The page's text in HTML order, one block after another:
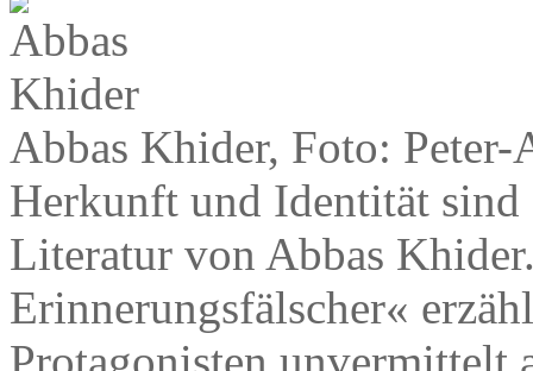
Abbas Khider, Foto: Peter-
Herkunft und Identität sind
Literatur von Abbas
Erinnerungsfälscher«
Protagonisten unvermittelt